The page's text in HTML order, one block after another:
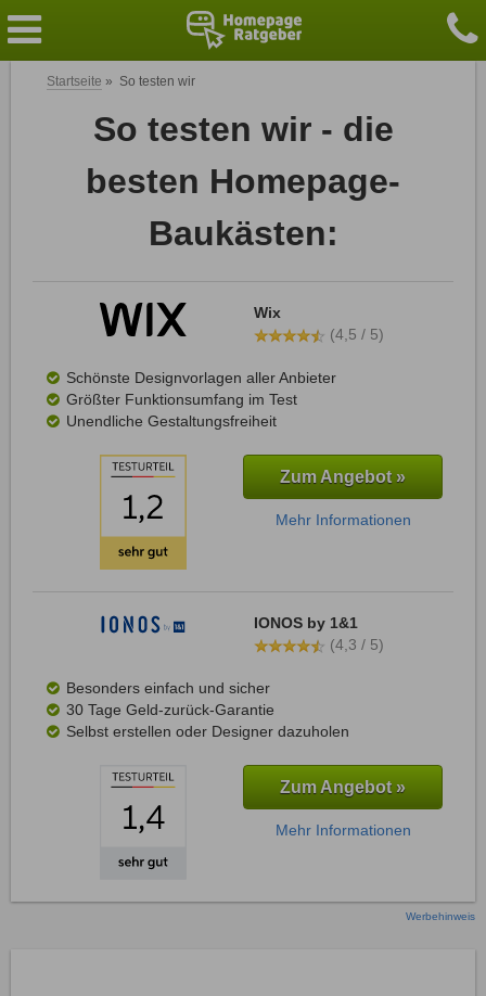
Startseite » So testen wir
So testen wir - die
besten Homepage-
Baukästen:
Wix
(4,5 / 5)
Schönste Designvorlagen aller Anbieter
Größter Funktionsumfang im Test
Unendliche Gestaltungsfreiheit
Zum Angebot »
Mehr Informationen
IONOS by 1&1
(4,3 / 5)
Besonders einfach und sicher
30 Tage Geld-zurück-Garantie
Selbst erstellen oder Designer dazuholen
Zum Angebot »
Mehr Informationen
Werbehinweis